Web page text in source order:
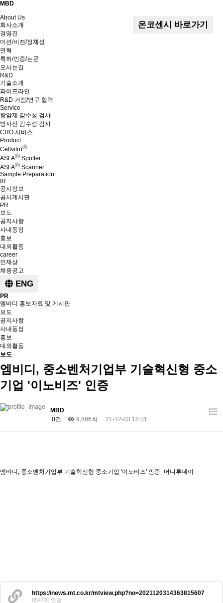
MBD
Menu
About Us
회사소개
경영진
미션/비젼/정체성
연혁
특허/인증/논문
오시는길
R&D
기술소개
파이프라인
R&D 거점/연구 협력
Service
항암제 감수성 검사
방사선 감수성 검사
CRO 서비스
Product
CellvitroⓇ
ASFAⓇ Spotter
ASFAⓇ Scanner
Sample Preparation
IR
공시정보
공시게시판
PR
보도
공지사항
사내동정
홍보
대외활동
career
인재상
채용공고
ENG
온코센시 바로가기
PR
엠비디 홍보자료 및 게시판
보도
공지사항
사내동정
홍보
대외활동
보도
엠비디, 중소벤처기업부 기술혁신형 중소
기업 '이노비즈' 인증
MBD
0건
9,886회 21-12-03 18:01
엠비디, 중소벤처기업부 기술혁신형 중소기업 '이노비즈' 인증_머니투데이
https://news.mt.co.kr/mtview.php?no=2021120314363815607
8547회 연결